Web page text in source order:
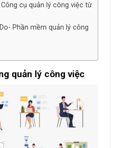
cụ quản lý công việc từ
Phần mềm quản lý công
quản lý công việc